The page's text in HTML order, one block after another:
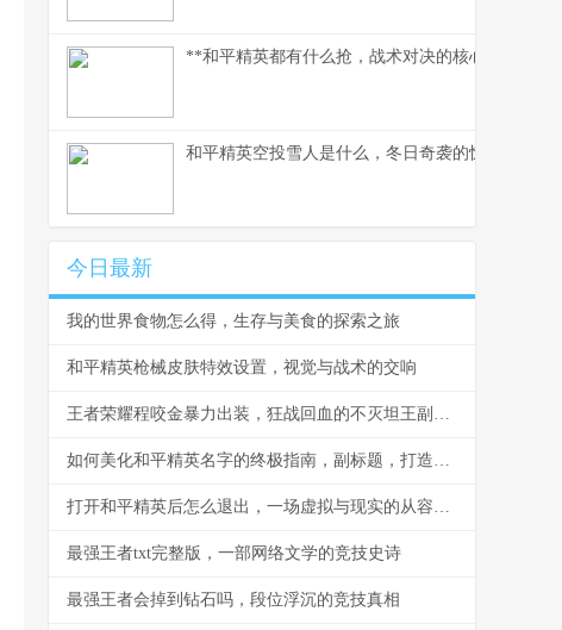
**和平精英都有什么抢，战术对决的核心武器库**
和平精英空投雪人是什么，冬日奇袭的惊喜彩蛋
今日最新
我的世界食物怎么得，生存与美食的探索之旅
和平精英枪械皮肤特效设置，视觉与战术的交响
王者荣耀程咬金暴力出装，狂战回血的不灭坦王副标题
如何美化和平精英名字的终极指南，副标题，打造独特战场标识的秘诀
打开和平精英后怎么退出，一场虚拟与现实的从容切换，副标题，资深玩家的退出哲学与游戏心流
最强王者txt完整版，一部网络文学的竞技史诗
最强王者会掉到钻石吗，段位浮沉的竞技真相